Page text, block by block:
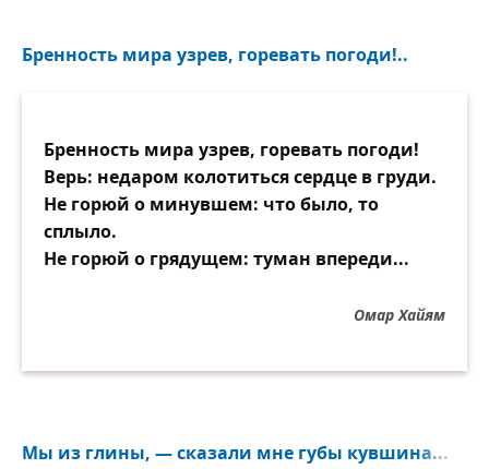
Бренность мира узрев, горевать погоди!..
Бренность мира узрев, горевать погоди!
Верь: недаром колотиться сердце в груди.
Не горюй о минувшем: что было, то
сплыло.
Не горюй о грядущем: туман впереди...
Омар Хайям
Мы из глины, — сказали мне губы кувшина...